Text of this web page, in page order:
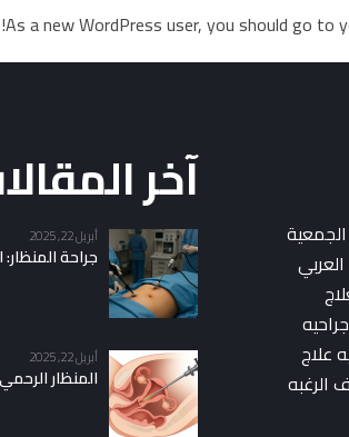
As a new WordPress user, you should go to
الجمعية
العربي
علاج
الرغبه
آخر
أبريل 22, 2025
جراحة
أبريل 22, 2025
المنظار